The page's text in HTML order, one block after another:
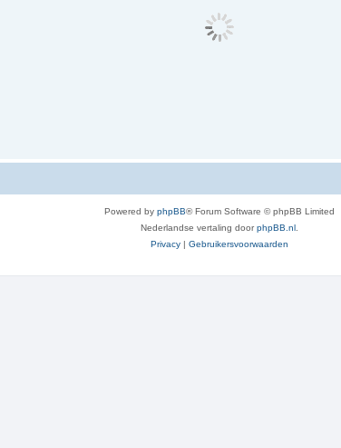
Powered by phpBB® Forum Software © phpBB Limited
Nederlandse vertaling doorphpBB.nl
Privacy | Gebruikersvoorwaarden